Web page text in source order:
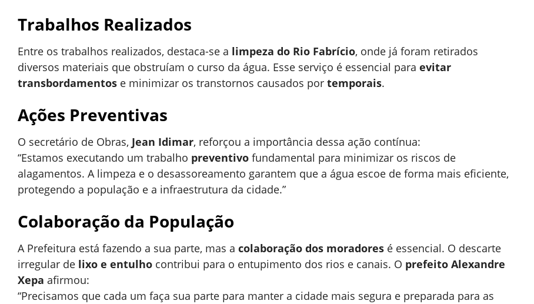
Trabalhos Realizados
Entre os trabalhos realizados, destaca-se a limpeza do Rio Fabrício, onde já foram retirados
diversos materiais que obstruíam o curso da água. Esse serviço é essencial para evitar
transbordamentos e minimizar os transtornos causados por temporais.
Ações Preventivas
O secretário de Obras, Jean Idimar, reforçou a importância dessa ação contínua:
“Estamos executando um trabalho preventivo fundamental para minimizar os riscos de
alagamentos. A limpeza e o desassoreamento garantem que a água escoe de forma mais eficiente,
protegendo a população e a infraestrutura da cidade.”
Colaboração da População
A Prefeitura está fazendo a sua parte, mas a colaboração dos moradores é essencial. O descarte
irregular de lixo e entulho contribui para o entupimento dos rios e canais. O prefeito Alexandre
Xepa afirmou:
“Precisamos que cada um faça sua parte para manter a cidade mais segura e preparada para as